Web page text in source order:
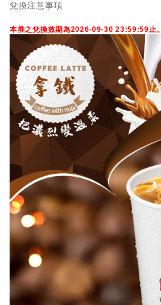
兌換注意事項
本券之兌換效期為2026-09-30 23:59:59止。